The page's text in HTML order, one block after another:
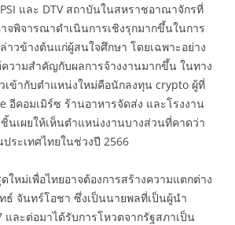
และ DTV สถาบันในสหราชอาณาจักรที่
จพิจารณาดำเนินการเชิงรุกมากขึ้นในการ
าวข้างต้นแก่ผู้สนใจศึกษา โดยเฉพาะอย่าง
ความสำคัญกับผลการจ้างงานมากขึ้น ในทาง
เข้ากับตำแหน่งใหม่คือนักลงทุน crypto ผู้ที่
อีคอมเมิร์ซ ร้านอาหารจัดส่ง และโรงงาน
นเผยให้เห็นตำแหน่งงานบางส่วนที่คาดว่า
ระเทศไทยในช่วงปี 2566
หม่เพื่อไทยอาจต้องการสร้างความแตกต่าง
ธ์ จันทร์โอชา ซึ่งเป็นนายพลที่เป็นผู้นำ
และต่อมาได้รับการโหวตจากรัฐสภาเป็น